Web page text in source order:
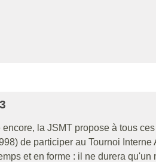
la JSMT propose à tous
de participer au Tournoi
et en forme : il ne durera qu'un